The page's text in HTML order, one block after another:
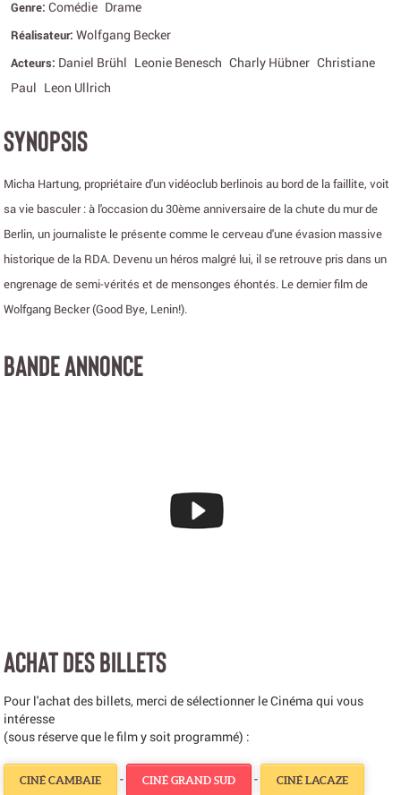
Genre: Comédie Drame
Réalisateur: Wolfgang Becker
Acteurs: Daniel Brühl Leonie Benesch Charly Hübner Christiane
Paul Leon Ullrich
SYNOPSIS
Micha Hartung, propriétaire d'un vidéoclub berlinois au bord de la faillite, voit
sa vie basculer : à l'occasion du 30ème anniversaire de la chute du mur de
Berlin, un journaliste le présente comme le cerveau d'une évasion massive
historique de la RDA. Devenu un héros malgré lui, il se retrouve pris dans un
engrenage de semi-vérités et de mensonges éhontés. Le dernier film de
Wolfgang Becker (Good Bye, Lenin!).
BANDE ANNONCE
ACHAT DES BILLETS
Pour l'achat des billets, merci de sélectionner le Cinéma qui vous
intéresse
(sous réserve que le film y soit programmé) :
CINÉ CAMBAIE - CINÉ GRAND SUD - CINÉ LACAZE